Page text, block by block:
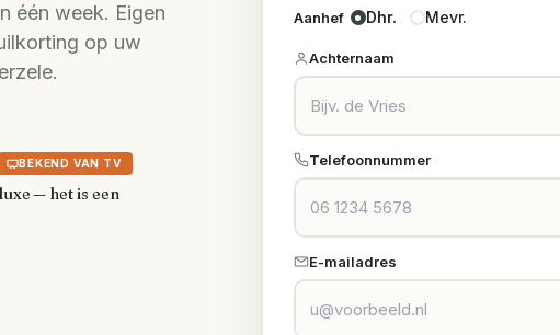
één week. Eigen
op uw
BEKEND VAN TV
— het is een
Aanhef Dhr. Mevr.
Achternaam
Telefoonnummer
E-mailadres